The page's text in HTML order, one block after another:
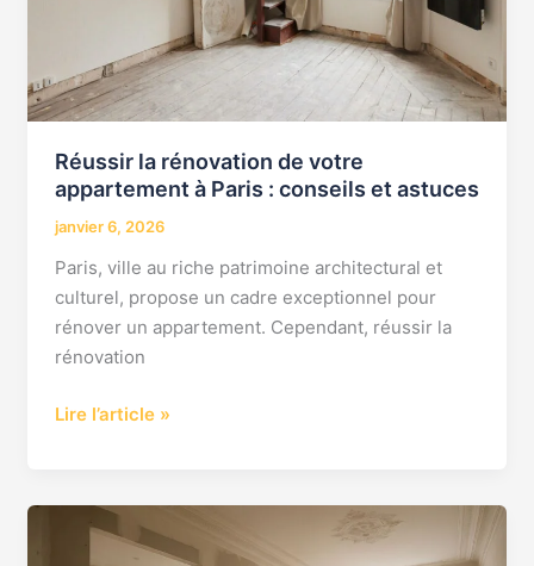
Réussir la rénovation de votre
appartement à Paris : conseils et astuces
janvier 6, 2026
Paris, ville au riche patrimoine architectural et
culturel, propose un cadre exceptionnel pour
rénover un appartement. Cependant, réussir la
rénovation
conseils
et
Lire l’article »
Comment